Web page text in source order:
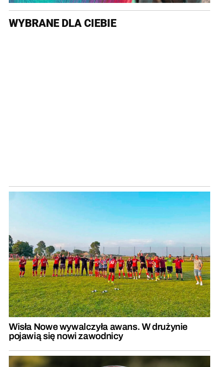
WYBRANE DLA CIEBIE
Wisła Nowe wywalczyła awans. W drużynie
pojawią się nowi zawodnicy